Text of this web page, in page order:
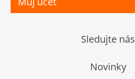
Sledujte nás
Novinky